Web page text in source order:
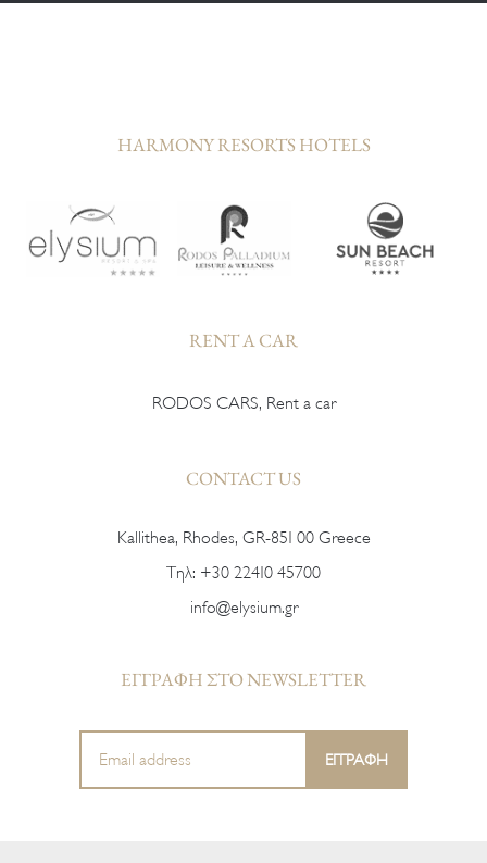
HARMONY RESORTS HOTELS
RENT A CAR
RODOS CARS, Rent a car
CONTACT US
Kallithea, Rhodes, GR-851 00 Greece
Тηλ: +30 22410 45700
info@elysium.gr
ΕΓΓΡΑΦΗ ΣΤΟ NEWSLETTER